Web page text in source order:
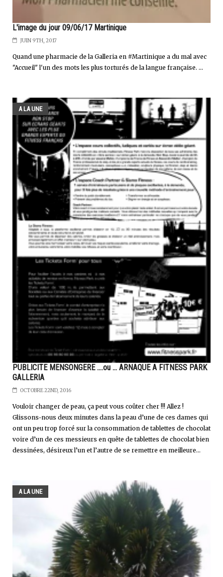
L'image du jour 09/06/17 Martinique
JUIN 9TH, 2017
Quand une pharmacie de la Galleria en #Martinique a du mal avec
"Accueil" l'un des mots les plus torturés de la langue française. ...
A LA UNE
PUBLICITE MENSONGERE ….ou … ARNAQUE A FITNESS PARK
GALLERIA
OCTOBRE 22ND, 2016
Vouloir changer de peau, ça peut vous coûter cher !!! Allez !
Glissons-nous deux minutes dans la peau d’une de ces dames qui
ont un peu trop forcé sur la consommation de tablettes de chocolat
voire d’un de ces messieurs en quête de tablettes de chocolat bien
dessinées, désireux l’un et l’autre de se remettre en meilleure...
A LA UNE